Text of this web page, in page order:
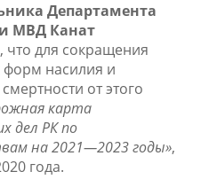
Департамента
МВД Канат
что для сокращения
форм насилия и
от этого
карта
дел РК по
на 2021—2023 годы»,
года.